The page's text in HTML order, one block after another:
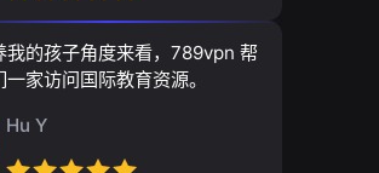
我的孩子角度来看，789vpn 帮
一家访问国际教育资源。
Hu Y